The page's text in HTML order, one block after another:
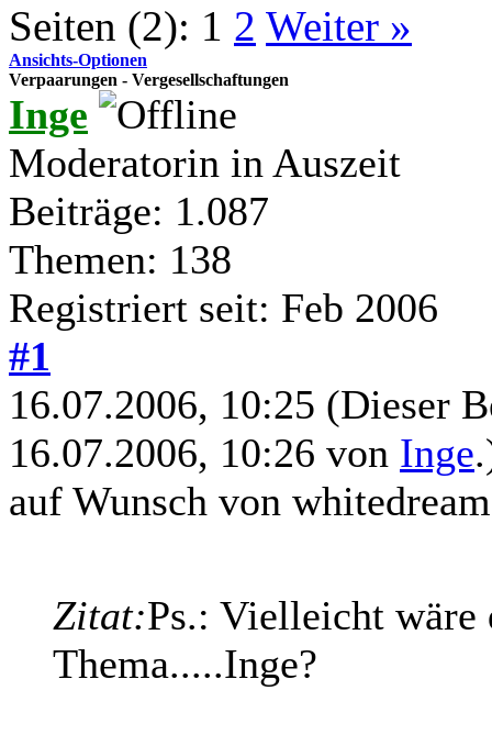
Seiten (2): 1 2 Weiter »
Ansichts-Optionen
Verpaarungen - Vergesellschaftungen
Inge
Moderatorin in Auszeit
Beiträge: 1.087
Themen: 138
Registriert seit: Feb 2006
#1
16.07.2006, 10:25 (Dieser
16.07.2006, 10:26 von Inge
auf Wunsch von
Zitat:Ps.: Vielleicht wäre
Thema.....Inge?